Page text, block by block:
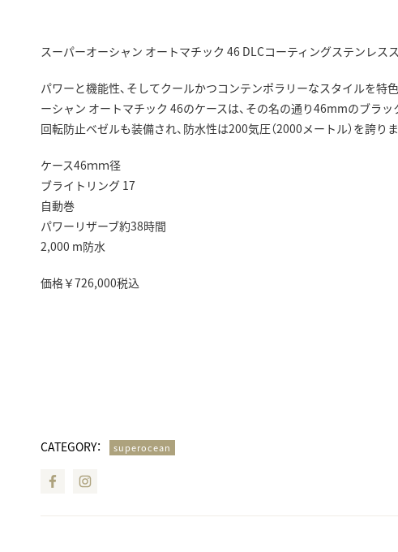
スーパーオーシャン オートマチック 46 DLCコーティングステンレス
パワーと機能性、そしてクールかつコンテンポラリーなスタイルを
ーシャン オートマチック 46のケースは、その名の通り46mmのブラ
回転防止ベゼルも装備され、防水性は200気圧（2000メートル）を誇り
ケース46ｍｍ径
ブライトリング 17
自動巻
パワーリザーブ約38時間
2,000 m防水
価格￥726,000税込
CATEGORY： superocean
Facebook